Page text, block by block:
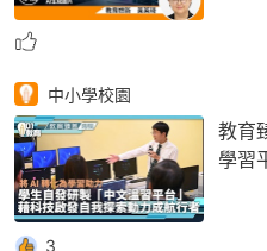
中小學校園
教育
學習
3